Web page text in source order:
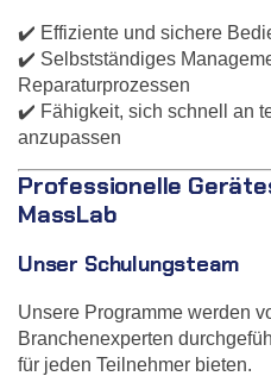
✔️ Effiziente und sichere
✔️ Selbstständiges
Reparaturprozessen
✔️ Fähigkeit, sich schnell an
anzupassen
Professionelle
MassLab
Unser Schulungsteam
Unsere Programme werden
Branchenexperten
für jeden Teilnehmer bieten.